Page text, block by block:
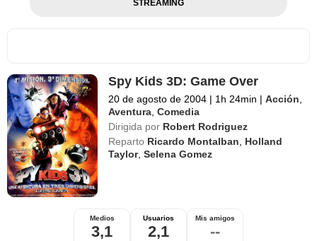
STREAMING
Spy Kids 3D: Game Over
20 de agosto de 2004 | 1h 24min | Acción
Aventura ,Comedia
Dirigida por Robert Rodriguez
Reparto Ricardo Montalban
Holland
Taylor,Selena Gomez
Medios
3,1
Usuarios
2,1
Mis amigos
--